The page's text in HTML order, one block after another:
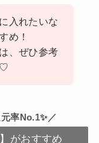
入れたいな
め！
、ぜひ参考
♡
率No.1✨／
がおすすめ